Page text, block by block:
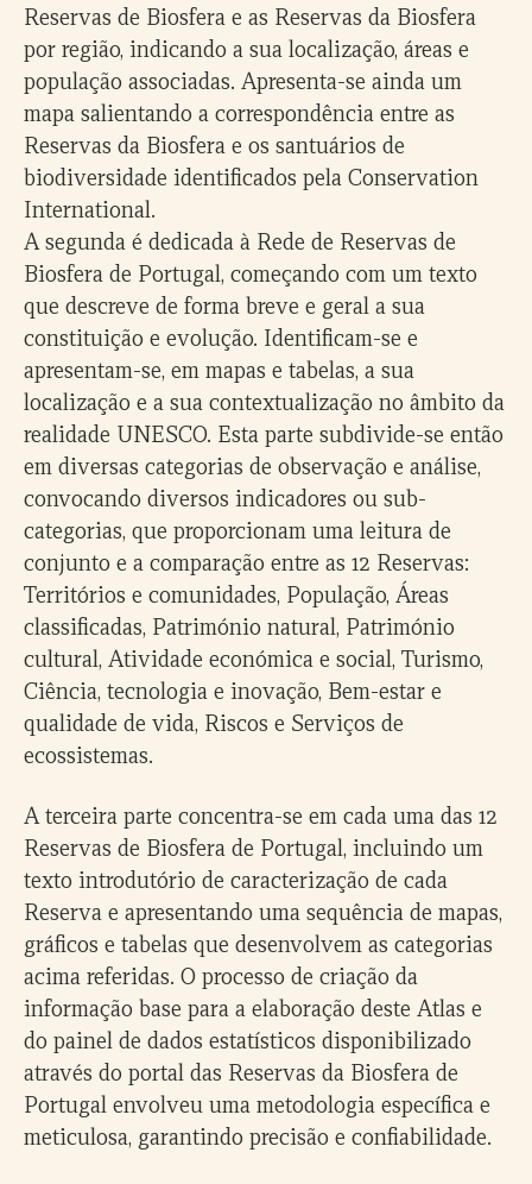
Reservas de Biosfera e as Reservas da Biosfera
por região, indicando a sua localização, áreas e
população associadas. Apresenta-se ainda um
mapa salientando a correspondência entre as
Reservas da Biosfera e os santuários de
biodiversidade identificados pela Conservation
International.
A segunda é dedicada à Rede de Reservas de
Biosfera de Portugal, começando com um texto
que descreve de forma breve e geral a sua
constituição e evolução. Identificam-se e
apresentam-se, em mapas e tabelas, a sua
localização e a sua contextualização no âmbito da
realidade UNESCO. Esta parte subdivide-se então
em diversas categorias de observação e análise,
convocando diversos indicadores ou sub-
categorias, que proporcionam uma leitura de
conjunto e a comparação entre as 12 Reservas:
Territórios e comunidades, População, Áreas
classificadas, Património natural, Património
cultural, Atividade económica e social, Turismo,
Ciência, tecnologia e inovação, Bem-estar e
qualidade de vida, Riscos e Serviços de
ecossistemas.
A terceira parte concentra-se em cada uma das 12
Reservas de Biosfera de Portugal, incluindo um
texto introdutório de caracterização de cada
Reserva e apresentando uma sequência de mapas,
gráficos e tabelas que desenvolvem as categorias
acima referidas. O processo de criação da
informação base para a elaboração deste Atlas e
do painel de dados estatísticos disponibilizado
através do portal das Reservas da Biosfera de
Portugal envolveu uma metodologia específica e
meticulosa, garantindo precisão e confiabilidade.